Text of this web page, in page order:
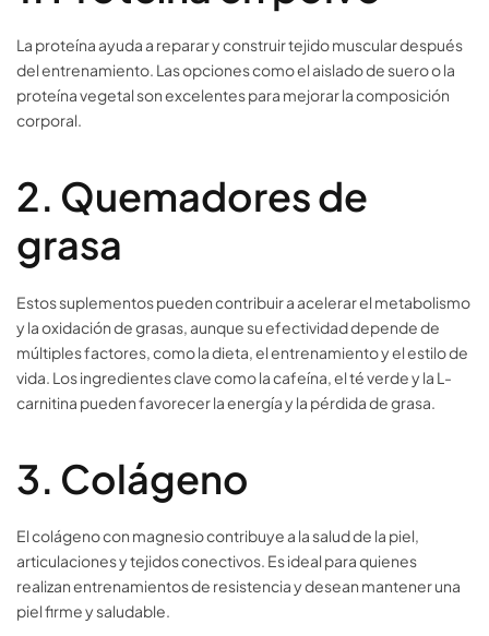
La proteína ayuda a reparar y construir tejido muscular después
del entrenamiento. Las opciones como el aislado de suero o la
proteína vegetal son excelentes para mejorar la composición
corporal.
2. Quemadores de
grasa
Estos suplementos pueden contribuir a acelerar el metabolismo
y la oxidación de grasas, aunque su efectividad depende de
múltiples factores, como la dieta, el entrenamiento y el estilo de
vida. Los ingredientes clave como la cafeína, el té verde y la L-
carnitina pueden favorecer la energía y la pérdida de grasa.
3. Colágeno
El colágeno con magnesio contribuye a la salud de la piel,
articulaciones y tejidos conectivos. Es ideal para quienes
realizan entrenamientos de resistencia y desean mantener una
piel firme y saludable.